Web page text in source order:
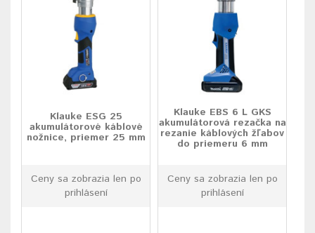
Klauke ESG 25
akumulátorové káblové
nožnice, priemer 25 mm
Ceny sa zobrazia len po
prihlásení
Klauke EBS 6 L GKS
akumulátorová rezačka na
rezanie káblových žľabov
do priemeru 6 mm
Ceny sa zobrazia len po
prihlásení